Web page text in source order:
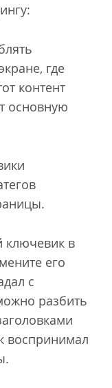
где
контент
основную
ключевик в
его
с
разбить
воспринимал